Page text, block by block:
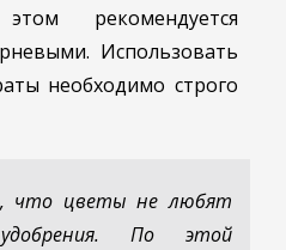
рекомендуется
Использовать
необходимо строго
что цветы не любят
удобрения. По этой